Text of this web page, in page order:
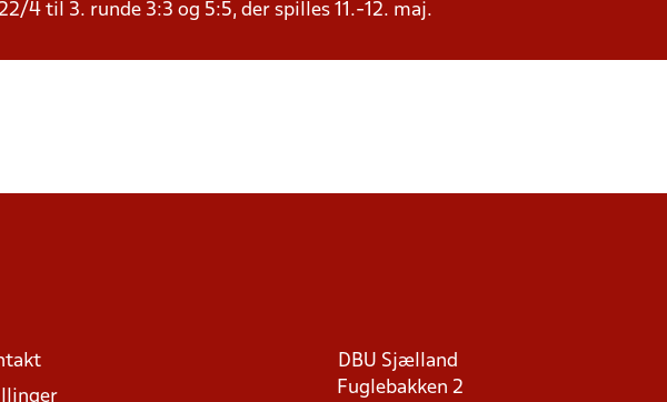
4 til 3. runde 3:3 og 5:5, der spilles 11.-12. maj.
DBU Sjælland
Fuglebakken 2